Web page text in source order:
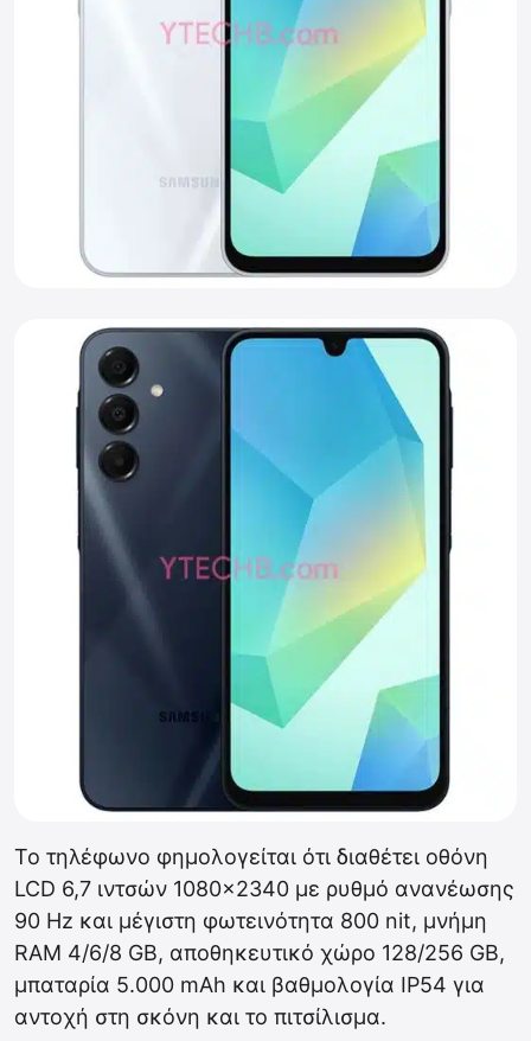
Το τηλέφωνο φημολογείται ότι διαθέτει οθόνη
LCD 6,7 ιντσών 1080×2340 με ρυθμό ανανέωσης
90 Hz και μέγιστη φωτεινότητα 800 nit, μνήμη
RAM 4/6/8 GB, αποθηκευτικό χώρο 128/256 GB,
μπαταρία 5.000 mAh και βαθμολογία IP54 για
αντοχή στη σκόνη και το πιτσίλισμα.